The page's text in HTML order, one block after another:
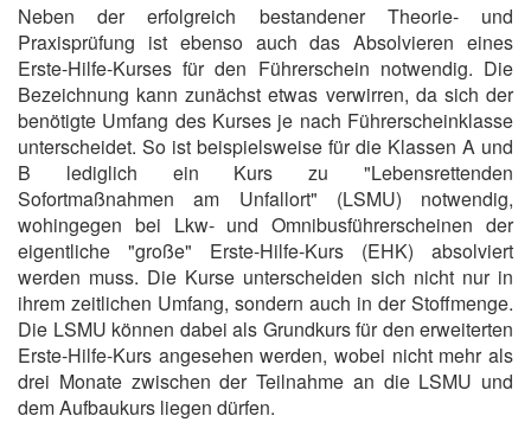
Neben der erfolgreich bestandener Theorie- und
Praxisprüfung ist ebenso auch das Absolvieren eines
Erste-Hilfe-Kurses für den Führerschein notwendig. Die
Bezeichnung kann zunächst etwas verwirren, da sich der
benötigte Umfang des Kurses je nach Führerscheinklasse
unterscheidet. So ist beispielsweise für die Klassen A und
B lediglich ein Kurs zu "Lebensrettenden
Sofortmaßnahmen am Unfallort" (LSMU) notwendig,
wohingegen bei Lkw- und Omnibusführerscheinen der
eigentliche "große" Erste-Hilfe-Kurs (EHK) absolviert
werden muss. Die Kurse unterscheiden sich nicht nur in
ihrem zeitlichen Umfang, sondern auch in der Stoffmenge.
Die LSMU können dabei als Grundkurs für den erweiterten
Erste-Hilfe-Kurs angesehen werden, wobei nicht mehr als
drei Monate zwischen der Teilnahme an die LSMU und
dem Aufbaukurs liegen dürfen.